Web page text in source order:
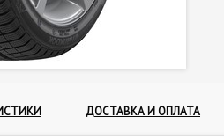
ДОСТАВКА И ОПЛАТА